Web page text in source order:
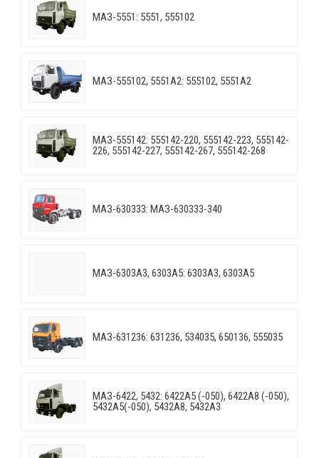
МАЗ-5551: 5551, 555102
МАЗ-555102, 5551А2: 555102, 5551А2
МАЗ-555142: 555142-220, 555142-223, 555142-
226, 555142-227, 555142-267, 555142-268
МАЗ-630333: МАЗ-630333-340
МАЗ-6303A3, 6303A5: 6303A3, 6303A5
МАЗ-631236: 631236, 534035, 650136, 555035
МАЗ-6422, 5432: 6422A5 (-050), 6422A8 (-050),
5432A5(-050), 5432A8, 5432A3